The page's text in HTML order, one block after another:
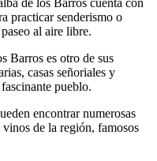
de los Barros cuenta con
practicar senderismo o
al aire libre.
Barros es otro de sus
casas señoriales y
pueblo.
encontrar numerosas
de la región, famosos